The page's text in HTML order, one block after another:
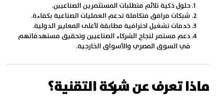
حلول ذكية تلائم متطلبات المستثمرين الصناعيين.
شبكات مرافق متكاملة تدعم العمليات الصناعية بكفاءة.
خدمات تشغيل احترافية مطابقة لأعلى المعايير الدولية.
دعم مستمر لنجاح الشركاء الصناعيين وتحقيق مستهدفاتهم
في السوق المصري والأسواق الخارجية.
ماذا تعرف عن شركة التقنية؟